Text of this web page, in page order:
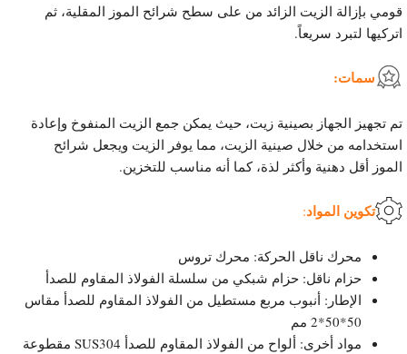
قومي بإزالة الزيت الزائد من على سطح شرائح الموز المقلية، ثم
اتركيها لتبرد سريعاً.
سمات:
تم تجهيز الجهاز بصينية زيت، حيث يمكن جمع الزيت المنفوخ وإعادة
استخدامه من خلال صينية الزيت، مما يوفر الزيت ويجعل شرائح
الموز أقل دهنية وأكثر لذة، كما أنه مناسب للتخزين.
تكوين المواد:
محرك ناقل الحركة: محرك تروس
حزام ناقل: حزام شبكي من سلسلة الفولاذ المقاوم للصدأ
الإطار: أنبوب مربع مستطيل من الفولاذ المقاوم للصدأ مقاس
50*50*2 مم
مواد أخرى: ألواح من الفولاذ المقاوم للصدأ SUS304 مقطوعة